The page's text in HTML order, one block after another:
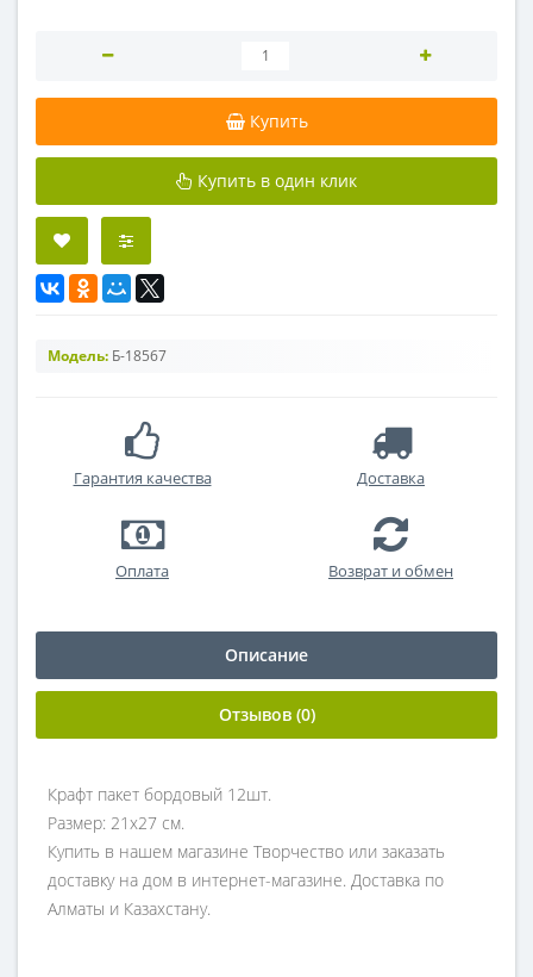
Купить
Купить в один клик
Модель: Б-18567
Гарантия качества Доставка
Оплата Возврат и обмен
Описание
Отзывов (0)
Крафт пакет бордовый 12шт.
Размер: 21х27 см.
Купить в нашем магазине Творчество или заказать
доставку на дом в интернет-магазине. Доставка по
Алматы и Казахстану.